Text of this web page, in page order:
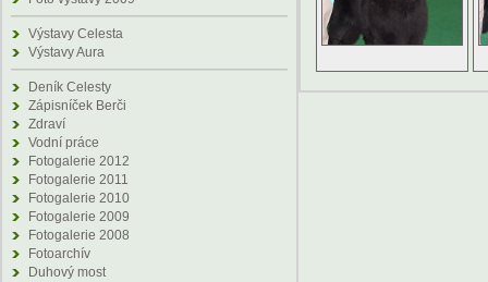
Výstavy Celesta
Výstavy Aura
Deník Celesty
Zápisníček Berči
Zdraví
Vodní práce
Fotogalerie 2012
Fotogalerie 2011
Fotogalerie 2010
Fotogalerie 2009
Fotogalerie 2008
Fotoarchív
Duhový most